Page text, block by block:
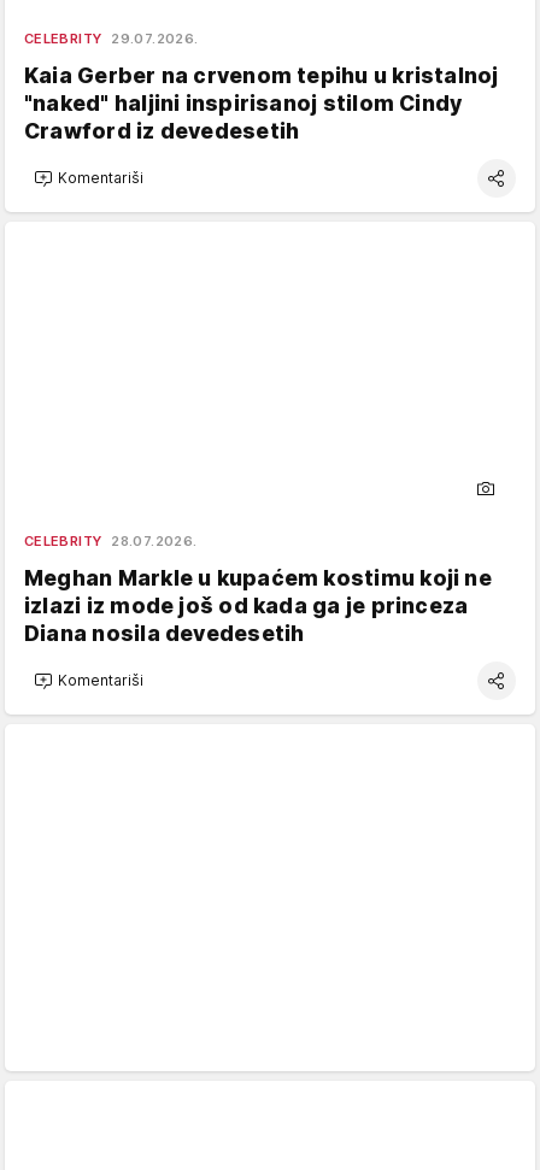
CELEBRITY 29.07.2026.
Kaia Gerber na crvenom tepihu u kristalnoj
"naked" haljini inspirisanoj stilom Cindy
Crawford iz devedesetih
Komentariši
CELEBRITY 28.07.2026.
Meghan Markle u kupaćem kostimu koji ne
izlazi iz mode još od kada ga je princeza
Diana nosila devedesetih
Komentariši